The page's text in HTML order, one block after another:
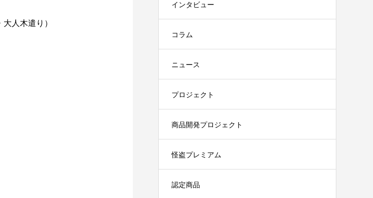
人木遣り）
インタビュー
コラム
ニュース
プロジェクト
商品開発プロジェクト
怪盗プレミアム
認定商品